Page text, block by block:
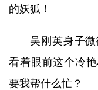
的妖狐！
吴刚英身子
看着眼前这个冷
要我帮什么忙？